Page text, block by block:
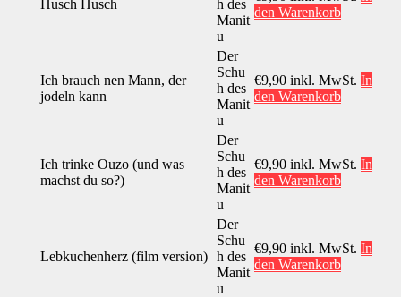
Husch Husch
h des
Manit
u
den Warenkorb
Ich brauch nen Mann, der
jodeln kann
Der
Schu
h des
Manit
u
€9,90 inkl. MwSt. In
den Warenkorb
Ich trinke Ouzo (und was
machst du so?)
Der
Schu
h des
Manit
u
€9,90 inkl. MwSt. In
den Warenkorb
Lebkuchenherz (film version)
Der
Schu
h des
Manit
u
€9,90 inkl. MwSt. In
den Warenkorb